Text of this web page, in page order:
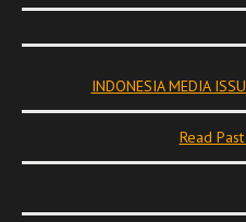
INDONESIA MEDIA
Read